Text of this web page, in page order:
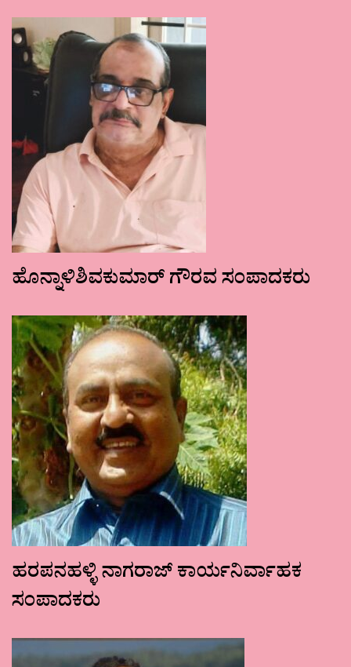
ಹೊನ್ನಾಳಿಶಿವಕುಮಾರ್ ಗೌರವ ಸಂಪಾದಕರು
ಹರಪನಹಳ್ಳಿ ನಾಗರಾಜ್ ಕಾರ್ಯನಿರ್ವಾಹಕ
ಸಂಪಾದಕರು